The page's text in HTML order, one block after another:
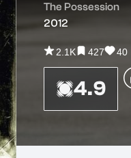
The Possession
2012
2.1K 427 40
4.9